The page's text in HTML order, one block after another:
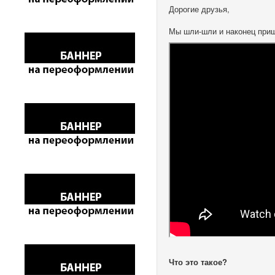
Дорогие друзья,
Мы шли-шли и наконец
Что это такое?